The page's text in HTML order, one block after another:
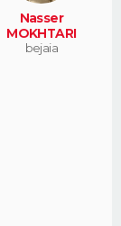
Nasser
MOKHTARI
bejaia